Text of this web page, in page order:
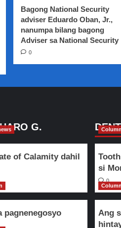
Bagong National Security
adviser Eduardo Oban, Jr.,
nanumpa bilang bagong
Adviser sa National Security
0
G.
of Calamity dahil
pagnenegosyo
Column
si
0
Column
Ang